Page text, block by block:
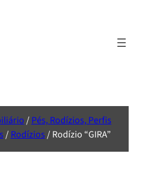
/Pés, Rodízios, Perfis
/Rodízios/ Rodízio “GIRA”